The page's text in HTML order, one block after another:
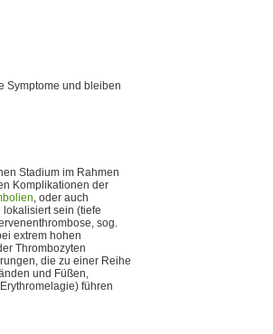
Symptome und bleiben
Stadium im Rahmen
Komplikationen der
, oder auch
sein (tiefe
sog.
extrem hohen
Thrombozyten
die zu einer Reihe
und Füßen,
führen